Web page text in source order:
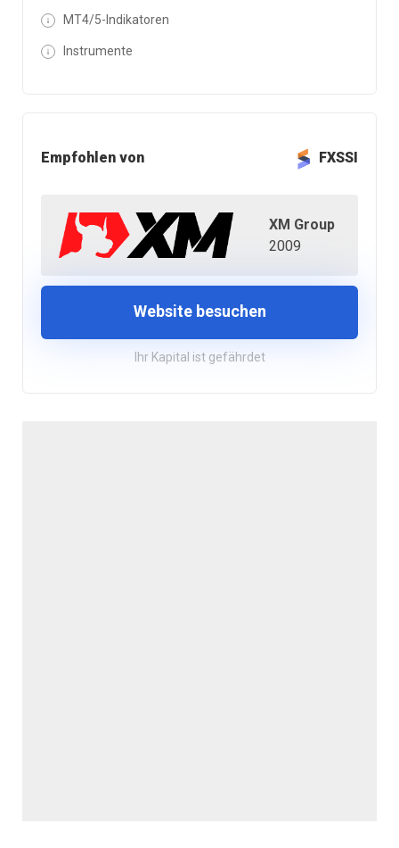
MT4/5-Indikatoren
Instrumente
Empfohlen von FXSSI
XM Group
2009
Website besuchen
Ihr Kapital ist gefährdet